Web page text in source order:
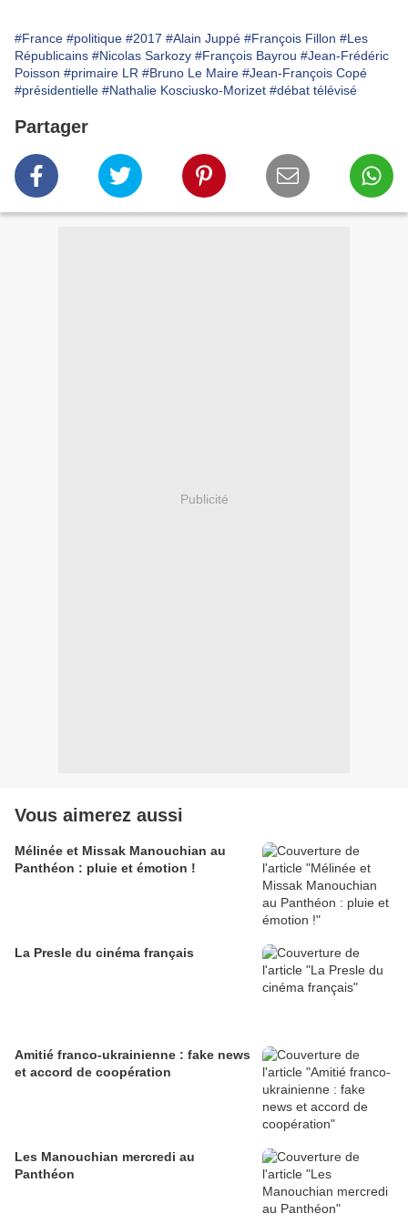
#France #politique #2017 #Alain Juppé #François Fillon #Les
Républicains #Nicolas Sarkozy #François Bayrou #Jean-Frédéric
Poisson #primaire LR #Bruno Le Maire #Jean-François Copé
#présidentielle #Nathalie Kosciusko-Morizet #débat télévisé
Partager
Publicité
Vous aimerez aussi
Mélinée et Missak Manouchian au
Panthéon : pluie et émotion !
La Presle du cinéma français
Amitié franco-ukrainienne : fake news
et accord de coopération
Les Manouchian mercredi au
Panthéon